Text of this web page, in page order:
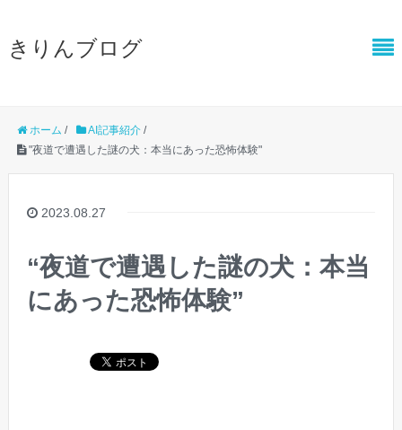
きりんブログ
ホーム / AI記事紹介/
"夜道で遭遇した謎の犬：本当にあった恐怖体験"
2023.08.27
“夜道で遭遇した謎の犬：本当
にあった恐怖体験”